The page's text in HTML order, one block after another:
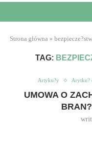
Strona główna »
TAG:
Artyku?y Arytku?
UMOWA O